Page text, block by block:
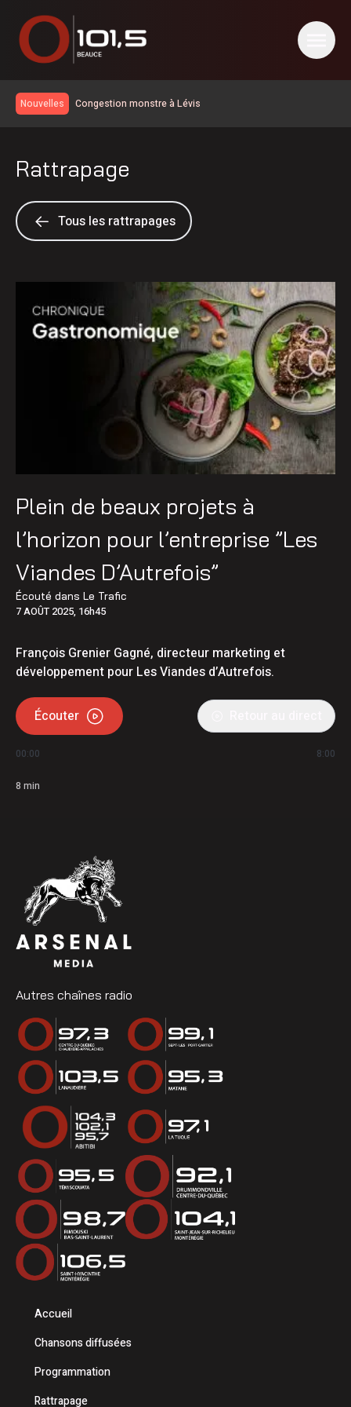
Nouvelles
Congestion monstre à Lévis
Un homme de Lévis s’en prend aux policiers, à la DPJ et à
du personnel judiciaire
Nuit occupée pour les pompiers de Sainte-Marie
Réservoir d’eau de Frampton | La réparation temporaire
Les Éleveurs de porcs de la Beauce soulignent leur 60e
Achalandage record à Nashville en Beauce
Rattrapage
Tous les rattrapages
Plein de beaux projets à
l’horizon pour l’entreprise ”Les
Viandes D’Autrefois”
Écouté dans Le Trafic
7 AOÛT 2025, 16h45
François Grenier Gagné, directeur marketing et
développement pour Les Viandes d’Autrefois.
Écouter
00:00 8:00
8 min
Autres chaînes radio
Accueil
Chansons diffusées
Programmation
Rattrapage